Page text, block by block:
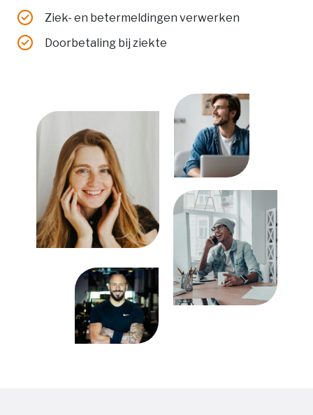
Ziek- en betermeldingen verwerken
Doorbetaling bij ziekte